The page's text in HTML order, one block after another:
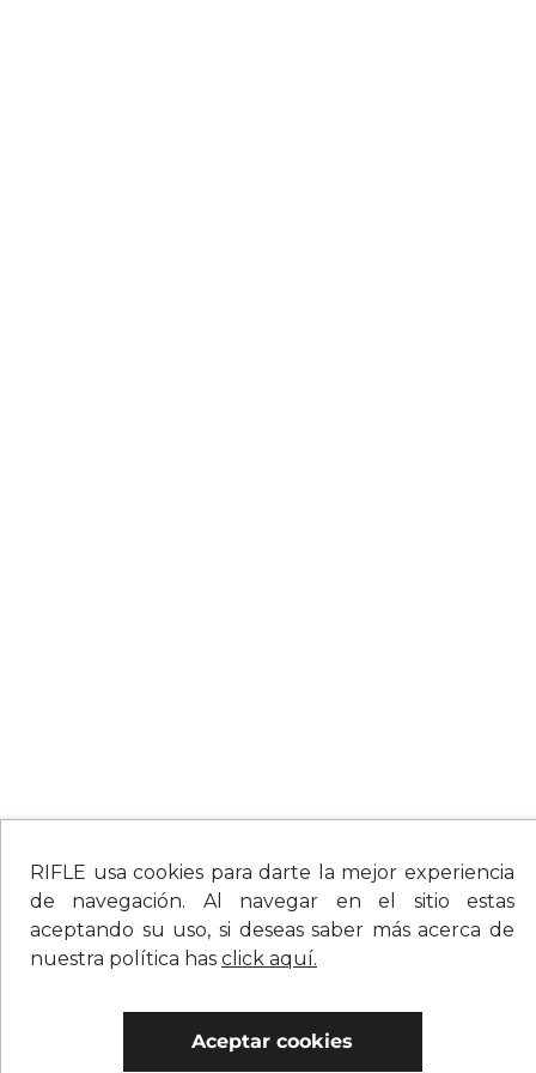
RIFLE usa cookies para darte la mejor experiencia
de navegación. Al navegar en el sitio estas
aceptando su uso, si deseas saber más acerca de
nuestra política has click aquí.
Aceptar cookies